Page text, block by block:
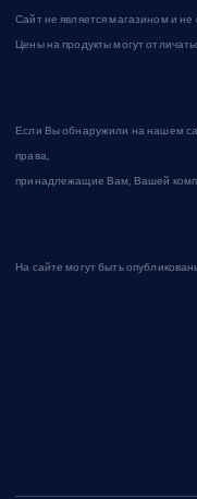
Сайт не является магазином и
Цены на продукты могут
Если Вы обнаружили на нашем
права,
принадлежащие Вам, Вашей
На сайте могут быть